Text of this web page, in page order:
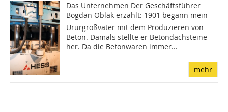
Das Unternehmen Der Geschäftsführer
Bogdan Oblak erzählt: 1901 begann mein
Ururgroßvater mit dem Produzieren von
Beton. Damals stellte er Betondachsteine
her. Da die Betonwaren immer...
mehr